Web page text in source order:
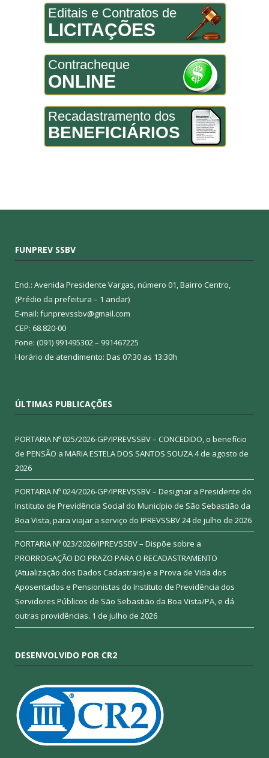
Editais e Contratos de
LICITAÇÕES
Contracheque
ONLINE
Recadastramento dos
BENEFICIÁRIOS
FUNPREV SSBV
End.: Avenida Presidente Vargas, número 01, Bairro Centro,
(Prédio da prefeitura – 1 andar)
E-mail: funprevssbv@gmail.com
CEP: 68.820-00
Fone: (091) 991495302 – 991467225
Horário de atendimento: Das 07:30 as 13:30h
ÚLTIMAS PUBLICAÇÕES
PORTARIA Nº 025/2026-GP/IPREVSSBV – CONCEDIDO, o benefício
de PENSÃO a MARIA ESTELA DOS SANTOS SOUZA4 de agosto de
2026
PORTARIA Nº 024/2026-GP/IPREVSSBV – Designar a Presidente do
Instituto de Previdência Social do Município de São Sebastião da
Boa Vista, para viajar a serviço do IPREVSSBV24 de julho de 2026
PORTARIA Nº 023/2026/IPREVSSBV – Dispõe sobre a
PRORROGAÇÃO DO PRAZO PARA O RECADASTRAMENTO
(Atualização dos Dados Cadastrais) e a Prova de Vida dos
Aposentados e Pensionistas do Instituto de Previdência dos
Servidores Públicos de São Sebastião da Boa Vista/PA, e dá
outras providências. 1 de julho de 2026
DESENVOLVIDO POR CR2